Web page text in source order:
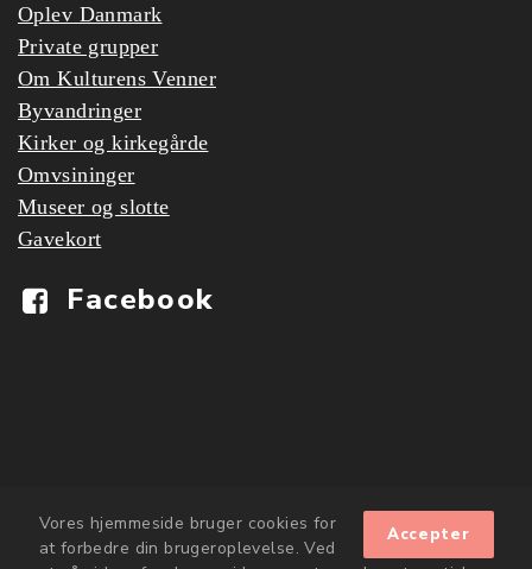
Oplev Danmark
Private grupper
Om Kulturens Venner
Byvandringer
Kirker og kirkegårde
Omvsininger
Museer og slotte
Gavekort
Facebook
Accepter
Vores hjemmeside bruger cookies for
at forbedre din brugeroplevelse. Ved